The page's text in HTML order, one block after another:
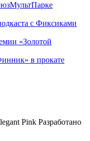
с Фиксиками
«Золотой
в прокате
Pink Разработано